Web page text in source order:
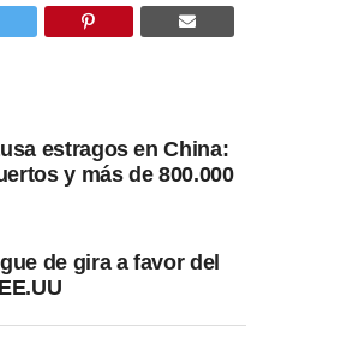
estragos en China:
y más de 800.000
de gira a favor del